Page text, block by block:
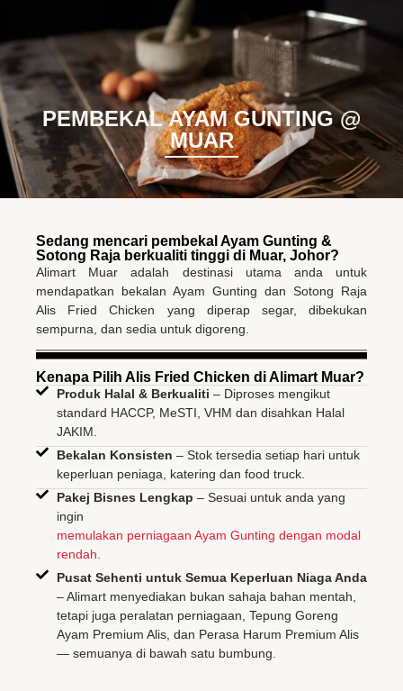
BM EN
PEMBEKAL AYAM GUNTING @
MUAR
Sedang mencari pembekal Ayam Gunting &
Sotong Raja berkualiti tinggi di Muar, Johor?
Alimart Muar adalah destinasi utama anda untuk
mendapatkan bekalan Ayam Gunting dan Sotong Raja
Alis Fried Chicken yang diperap segar, dibekukan
sempurna, dan sedia untuk digoreng.
Kenapa Pilih Alis Fried Chicken di Alimart Muar?
Produk Halal & Berkualiti – Diproses mengikut
standard HACCP, MeSTI, VHM dan disahkan Halal
JAKIM.
Bekalan Konsisten – Stok tersedia setiap hari untuk
keperluan peniaga, katering dan food truck.
Pakej Bisnes Lengkap – Sesuai untuk anda yang
ingin
memulakan perniagaan Ayam Gunting dengan modal
rendah.
Pusat Sehenti untuk Semua Keperluan Niaga Anda
– Alimart menyediakan bukan sahaja bahan mentah,
tetapi juga peralatan perniagaan, Tepung Goreng
Ayam Premium Alis, dan Perasa Harum Premium Alis
— semuanya di bawah satu bumbung.